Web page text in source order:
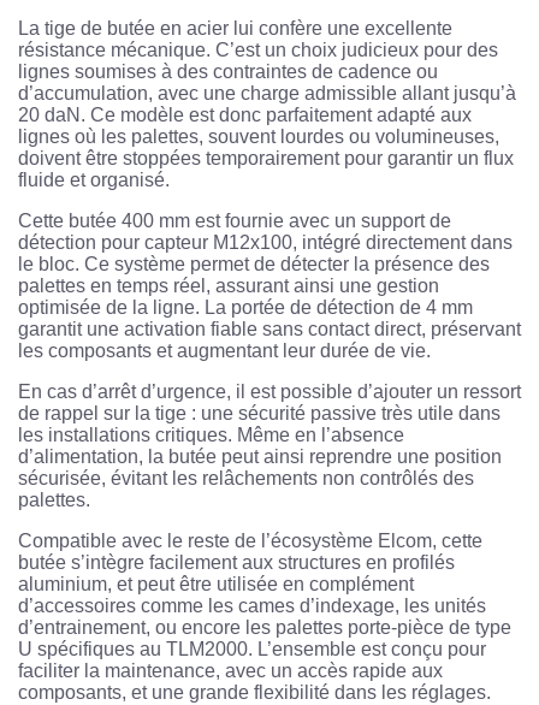
La tige de butée en acier lui confère une excellente
résistance mécanique. C’est un choix judicieux pour des
lignes soumises à des contraintes de cadence ou
d’accumulation, avec une charge admissible allant jusqu’à
20 daN. Ce modèle est donc parfaitement adapté aux
lignes où les palettes, souvent lourdes ou volumineuses,
doivent être stoppées temporairement pour garantir un flux
fluide et organisé.
Cette butée 400 mm est fournie avec un support de
détection pour capteur M12x100, intégré directement dans
le bloc. Ce système permet de détecter la présence des
palettes en temps réel, assurant ainsi une gestion
optimisée de la ligne. La portée de détection de 4 mm
garantit une activation fiable sans contact direct, préservant
les composants et augmentant leur durée de vie.
En cas d’arrêt d’urgence, il est possible d’ajouter un ressort
de rappel sur la tige : une sécurité passive très utile dans
les installations critiques. Même en l’absence
d’alimentation, la butée peut ainsi reprendre une position
sécurisée, évitant les relâchements non contrôlés des
palettes.
Compatible avec le reste de l’écosystème Elcom, cette
butée s’intègre facilement aux structures en profilés
aluminium, et peut être utilisée en complément
d’accessoires comme les cames d’indexage, les unités
d’entrainement, ou encore les palettes porte-pièce de type
U spécifiques au TLM2000. L’ensemble est conçu pour
faciliter la maintenance, avec un accès rapide aux
composants, et une grande flexibilité dans les réglages.